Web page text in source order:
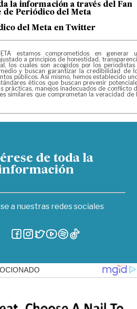
la información a través del Fan
de Periódico del Meta
del Meta en Twitter
estamos comprometidos en generar
a principios de honestidad,
los cuales son acogidos por los periodistas
y buscan garantizar la credibilidad de
públicos. Así mismo, hemos establecido
éticos que buscan prevenir
prácticas, manejos inadecuados de conflicto
similares que comprometan la veracidad de
de toda la
a nuestras redes sociales